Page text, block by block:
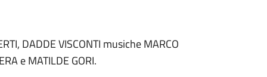
DADDE VISCONTI musiche MARCO
e MATILDE GORI.